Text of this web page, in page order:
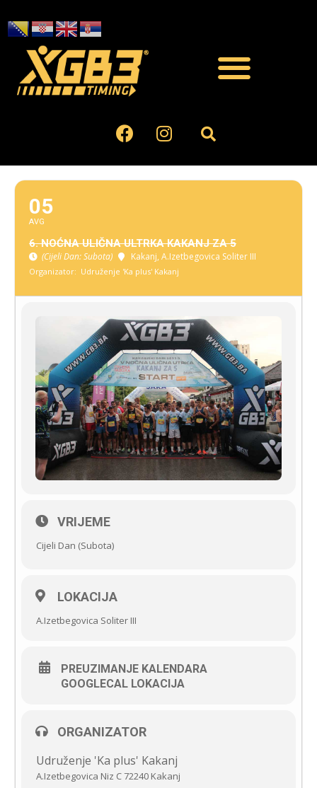
05
AVG
6. NOĆNA ULIČNA ULTRKA KAKANJ ZA 5
(Cijeli Dan: Subota) Kakanj, A.Izetbegovica Soliter III
Organizator: Udruženje 'Ka plus' Kakanj
VRIJEME
Cijeli Dan (Subota)
LOKACIJA
A.Izetbegovica Soliter III
PREUZIMANJE KALENDARA
GOOGLECAL LOKACIJA
ORGANIZATOR
Udruženje 'Ka plus' Kakanj
A.Izetbegovica Niz C 72240 Kakanj